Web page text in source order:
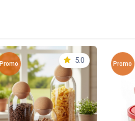
Promo 5.0 Promo